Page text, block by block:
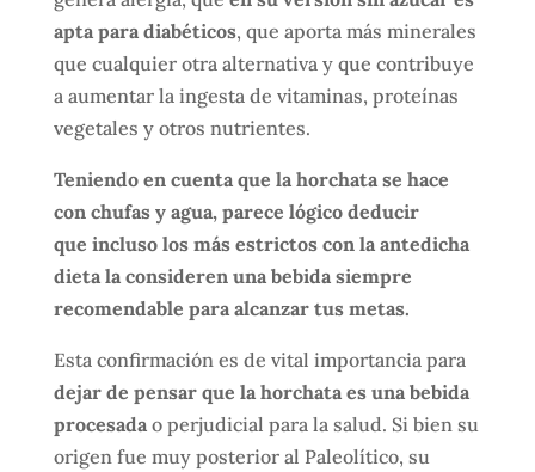
apta para diabéticos, que aporta más minerales
que cualquier otra alternativa y que contribuye
a aumentar la ingesta de vitaminas, proteínas
vegetales y otros nutrientes.
Teniendo en cuenta que la horchata se hace
con chufas y agua, parece lógico deducir
que incluso los más estrictos con la antedicha
dieta la consideren una bebida siempre
recomendable para alcanzar tus metas.
Esta confirmación es de vital importancia para
dejar de pensar que la horchata es una bebida
procesadao perjudicial para la salud. Si bien su
origen fue muy posterior al Paleolítico, su